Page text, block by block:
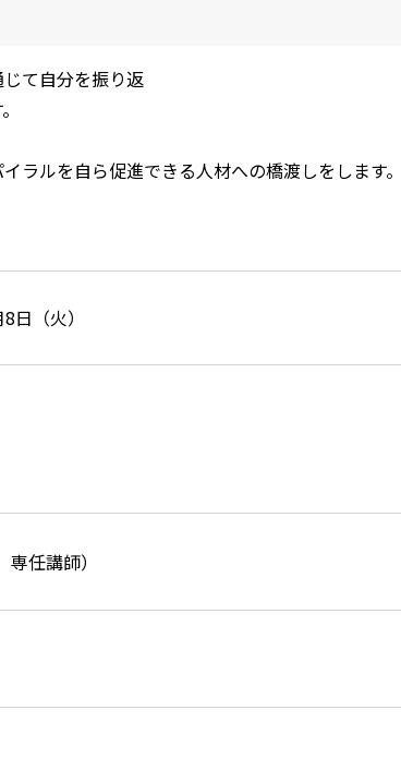
て自分を振り返
ラルを自ら促進できる人材への橋渡しをします
（火）
任講師）